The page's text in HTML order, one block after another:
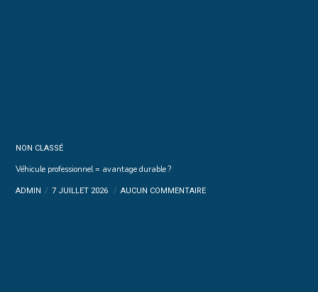
NON CLASSÉ
Véhicule professionnel = avantage durable ?
ADMIN 7 JUILLET 2026 AUCUN COMMENTAIRE